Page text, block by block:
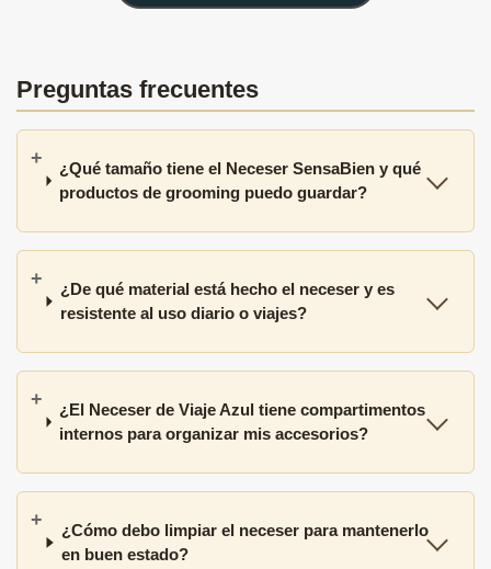
Preguntas frecuentes
¿Qué tamaño tiene el Neceser SensaBien y qué
productos de grooming puedo guardar?
¿De qué material está hecho el neceser y es
resistente al uso diario o viajes?
¿El Neceser de Viaje Azul tiene compartimentos
internos para organizar mis accesorios?
¿Cómo debo limpiar el neceser para mantenerlo
en buen estado?